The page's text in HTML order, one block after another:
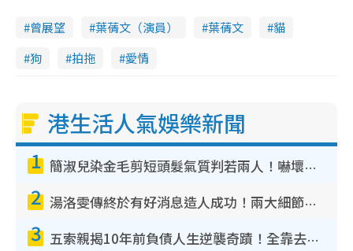
曾展望 葉蒨文（演員） 葉蒨文
貓
狗
拍拖 愛情
港生活人氣娛樂新聞
1 簡淑兒染金毛剪短頭髮氣質判若兩人！嚇壞老公麥大力都認唔出：「你做咩事？」
2 湯洛雯傳終於有好消息造人成功！兩大細節曝孕味極濃惹猜測：大肚婆先會咁！
3 五索親揭10年前負債人生逆襲奇蹟！全靠去一地方轉運後即遇上馬先生